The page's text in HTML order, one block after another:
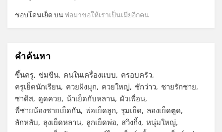
ชอบโดนเย็ด บนพ่อมาขอให้เราเป็นเมียอีกคน
คำค้นหา
ขึ้นครู ข่มขืน คนในเครื่องแบบ
ครอบครัว
ครูเย็ดนักเรียน
ควยฝังมุก ควยใหญ่ ชักว่าว
ชายรักชาย
ซาดิส
ดูดควย น้าเย็ดกับหลาน
ผัวเพื่อน
พี่ชายน้องชายเย็ดกัน พ่อเย็ดลูก รุมเย็ด
ลองเย็ดตูด
ลักหลับ
ลุงเย็ดหลาน ลูกเย็ดพ่อ สวิงกิ้ง หนุ่มใหญ่